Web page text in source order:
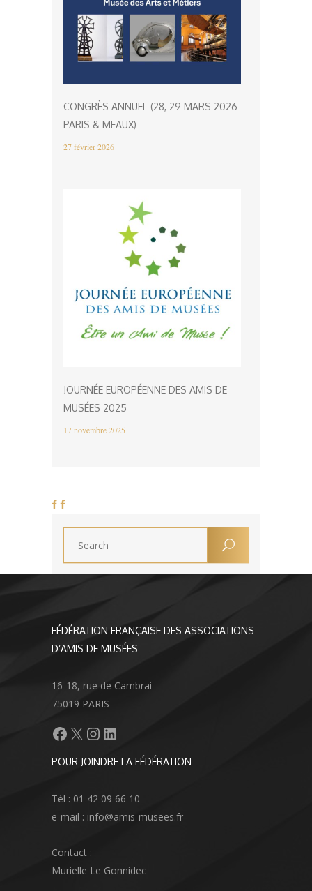
CONGRÈS ANNUEL (28, 29 MARS 2026 –
PARIS & MEAUX)
27 février 2026
JOURNÉE EUROPÉENNE DES AMIS DE
MUSÉES 2025
17 novembre 2025
FÉDÉRATION FRANÇAISE DES ASSOCIATIONS
D’AMIS DE MUSÉES
16-18, rue de Cambrai
75019 PARIS
Facebook
X Instagram
LinkedIn
POUR JOINDRE LA FÉDÉRATION
Tél : 01 42 09 66 10
e-mail : info@amis-musees.fr
Contact :
Murielle Le Gonnidec